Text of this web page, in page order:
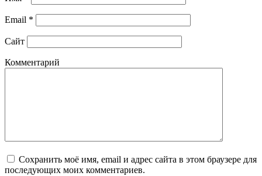
Email *
Сайт
Комментарий
Сохранить моё имя, email и адрес сайта в этом браузере для
последующих моих комментариев.